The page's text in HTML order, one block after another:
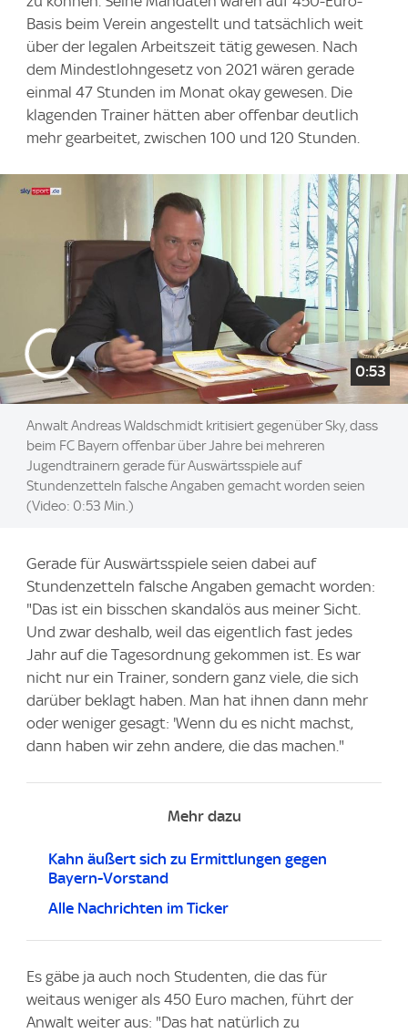
Basis beim Verein angestellt und tatsächlich weit
über der legalen Arbeitszeit tätig gewesen. Nach
dem Mindestlohngesetz von 2021 wären gerade
einmal 47 Stunden im Monat okay gewesen. Die
klagenden Trainer hätten aber offenbar deutlich
mehr gearbeitet, zwischen 100 und 120 Stunden.
0:53
Anwalt Andreas Waldschmidt kritisiert gegenüber Sky, dass
beim FC Bayern offenbar über Jahre bei mehreren
Jugendtrainern gerade für Auswärtsspiele auf
Stundenzetteln falsche Angaben gemacht worden seien
(Video: 0:53 Min.)
Gerade für Auswärtsspiele seien dabei auf
Stundenzetteln falsche Angaben gemacht worden:
"Das ist ein bisschen skandalös aus meiner Sicht.
Und zwar deshalb, weil das eigentlich fast jedes
Jahr auf die Tagesordnung gekommen ist. Es war
nicht nur ein Trainer, sondern ganz viele, die sich
darüber beklagt haben. Man hat ihnen dann mehr
oder weniger gesagt: 'Wenn du es nicht machst,
dann haben wir zehn andere, die das machen."
Mehr dazu
Kahn äußert sich zu Ermittlungen gegen
Bayern-Vorstand
Alle Nachrichten im Ticker
Es gäbe ja auch noch Studenten, die das für
weitaus weniger als 450 Euro machen, führt der
Anwalt weiter aus: "Das hat natürlich zu